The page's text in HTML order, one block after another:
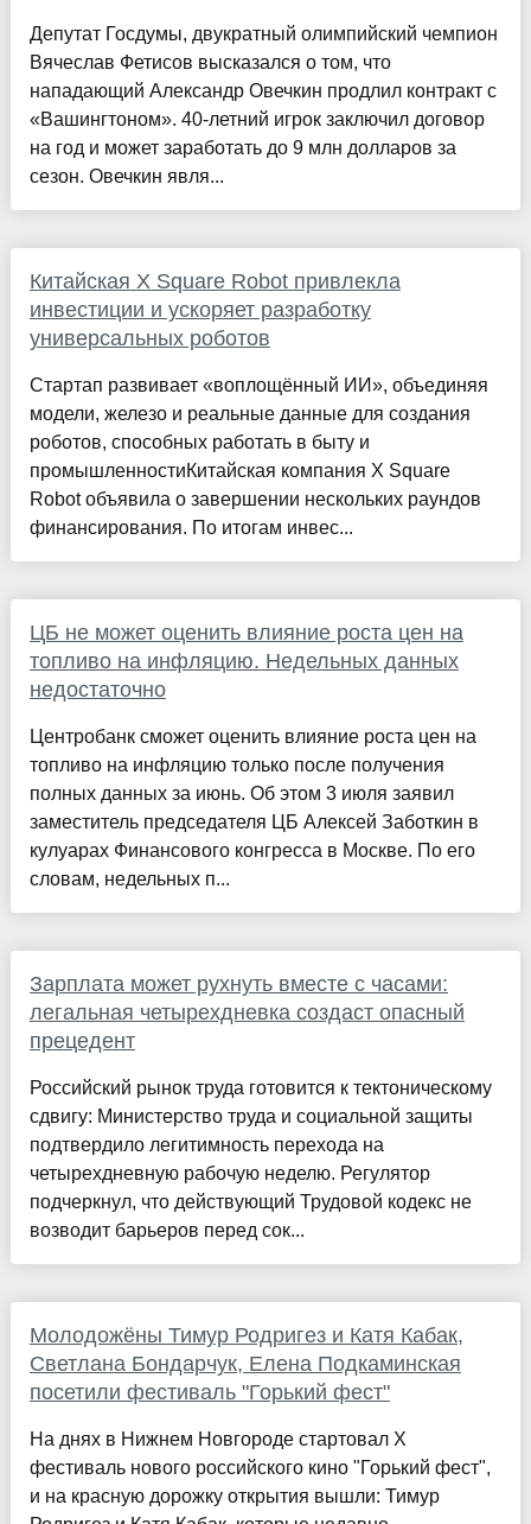
Депутат Госдумы, двукратный олимпийский чемпион
Вячеслав Фетисов высказался о том, что
нападающий Александр Овечкин продлил контракт с
«Вашингтоном». 40-летний игрок заключил договор
на год и может заработать до 9 млн долларов за
сезон. Овечкин явля...
Китайская X Square Robot привлекла
инвестиции и ускоряет разработку
универсальных роботов
Стартап развивает «воплощённый ИИ», объединяя
модели, железо и реальные данные для создания
роботов, способных работать в быту и
промышленностиКитайская компания X Square
Robot объявила о завершении нескольких раундов
финансирования. По итогам инвес...
ЦБ не может оценить влияние роста цен на
топливо на инфляцию. Недельных данных
недостаточно
Центробанк сможет оценить влияние роста цен на
топливо на инфляцию только после получения
полных данных за июнь. Об этом 3 июля заявил
заместитель председателя ЦБ Алексей Заботкин в
кулуарах Финансового конгресса в Москве. По его
словам, недельных п...
Зарплата может рухнуть вместе с часами:
легальная четырехдневка создаст опасный
прецедент
Российский рынок труда готовится к тектоническому
сдвигу: Министерство труда и социальной защиты
подтвердило легитимность перехода на
четырехдневную рабочую неделю. Регулятор
подчеркнул, что действующий Трудовой кодекс не
возводит барьеров перед сок...
Молодожёны Тимур Родригез и Катя Кабак,
Светлана Бондарчук, Елена Подкаминская
посетили фестиваль "Горький фест"
На днях в Нижнем Новгороде стартовал X
фестиваль нового российского кино "Горький фест",
и на красную дорожку открытия вышли: Тимур